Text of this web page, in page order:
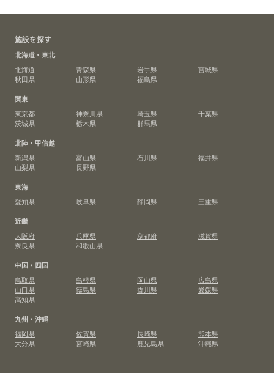
施設を探す
北海道・東北
北海道
青森県 岩手県
宮城県
秋田県
山形県
福島県
関東
東京都
神奈川県 埼玉県
千葉県
茨城県
栃木県
群馬県
北陸・甲信越
新潟県
富山県 石川県
福井県
山梨県
長野県
東海
愛知県
岐阜県 静岡県
三重県
近畿
大阪府
兵庫県 京都府
滋賀県
奈良県
和歌山県
中国・四国
鳥取県
島根県 岡山県
広島県
山口県
徳島県 香川県
愛媛県
高知県
九州・沖縄
福岡県
佐賀県 長崎県
熊本県
大分県
宮崎県 鹿児島県 沖縄県